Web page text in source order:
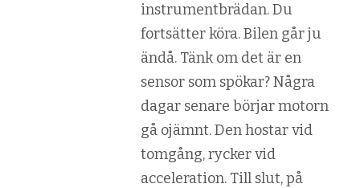
instrumentbrädan. Du
fortsätter köra. Bilen går ju
ändå. Tänk om det är en
sensor som spökar? Några
dagar senare börjar motorn
gå ojämnt. Den hostar vid
tomgång, rycker vid
acceleration. Till slut, på